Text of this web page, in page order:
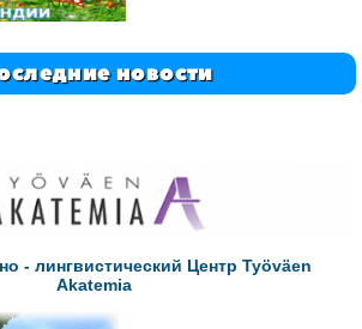
новости
- лингвистический Центр Työväen
Akatemia